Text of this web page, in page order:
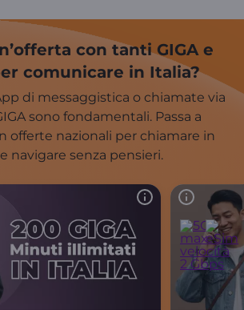
con tanti GIGA e
comunicare in Italia?
di messaggistica o chiamate via
sono fondamentali. Passa a
offerte nazionali per chiamare in
navigare senza pensieri.